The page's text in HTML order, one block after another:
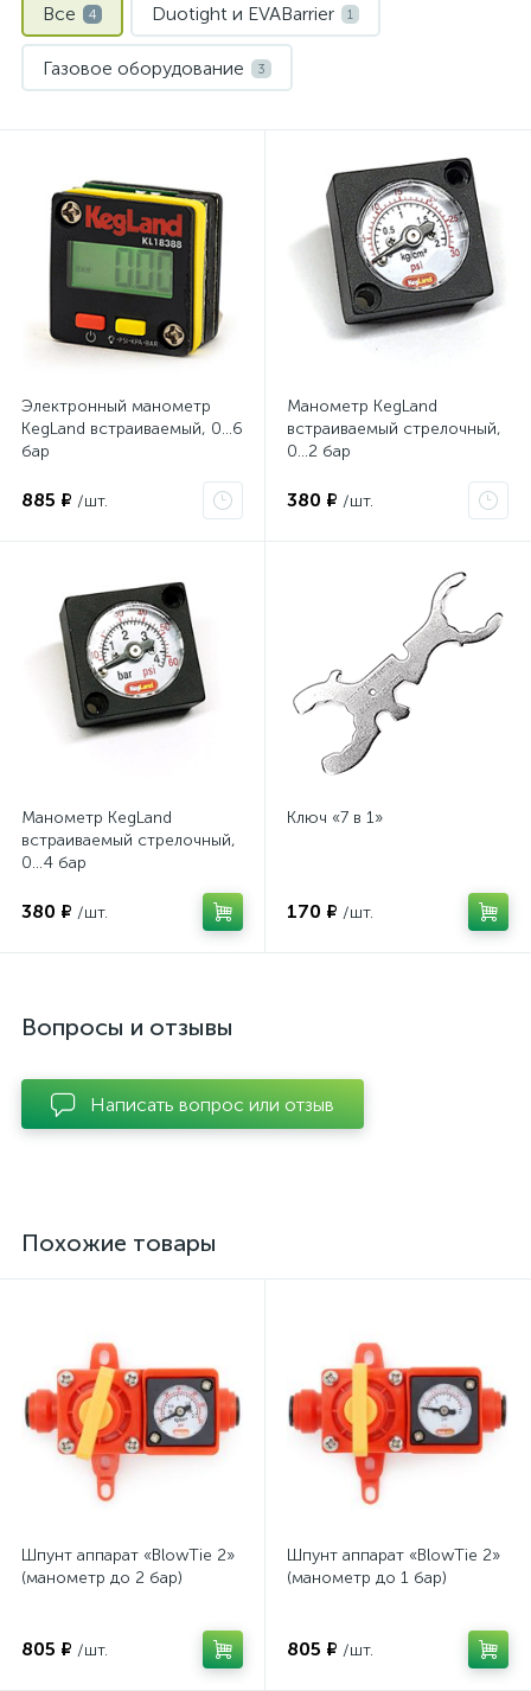
Все 4 Duotight и EVABarrier 1
Газовое оборудование 3
Электронный манометр
KegLand встраиваемый, 0…6
бар
885 ₽ /шт.
Манометр KegLand
встраиваемый стрелочный,
0…2 бар
380 ₽ /шт.
Манометр KegLand
встраиваемый стрелочный,
0…4 бар
380 ₽ /шт.
Ключ «7 в 1»
170 ₽ /шт.
Вопросы и отзывы
Написать вопрос или отзыв
Похожие товары
Шпунт аппарат «BlowTie 2»
(манометр до 2 бар)
805 ₽ /шт.
Шпунт аппарат «BlowTie 2»
(манометр до 1 бар)
805 ₽ /шт.